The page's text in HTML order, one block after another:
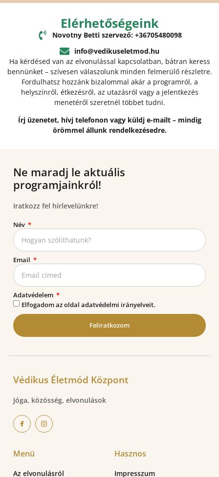
Elérhetőségeink
Novotny Betti szervező: +36705480098
info@vedikuseletmod.hu
Ha kérdésed van az elvonulással kapcsolatban, bátran keress
bennünket – szívesen válaszolunk minden felmerülő részletre.
Fordulhatsz hozzánk bizalommal akár a programról, a
helyszínről, étkezésről, az utazásról vagy a jelentkezés
menetéről szeretnél többet tudni.
Írj üzenetet, hívj telefonon vagy küldj e-mailt – mindig
örömmel állunk rendelkezésedre.
Ne maradj le aktuális
programjainkról!
Iratkozz fel hírlevelünkre!
Név
Email
Adatvédelem
Elfogadom az oldal adatvédelmi irányelveit.
Feliratkozom
Védikus Életmód Központ
Jóga, közösség, elvonulások
Menü
Az elvonulásról
Hasznos
Impresszum